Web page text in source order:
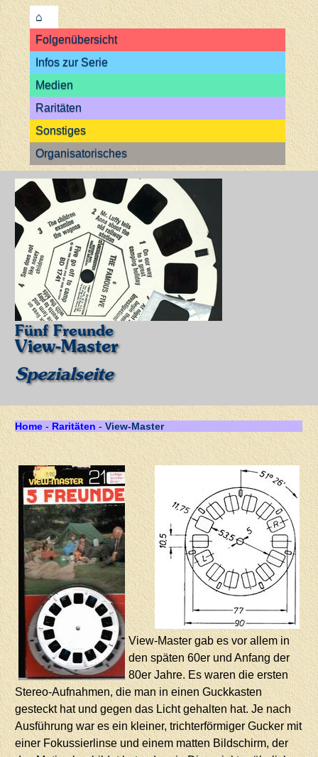
⌂
Folgenübersicht
Infos zur Serie
Medien
Raritäten
Sonstiges
Organisatorisches
Fünf Freunde
View-Master
Spezialseite
Home - Raritäten -View-Master
View-Master gab es vor allem in
den späten 60er und Anfang der
80er Jahre. Es waren die ersten
Stereo-Aufnahmen, die man in einen Guckkasten
gesteckt hat und gegen das Licht gehalten hat. Je nach
Ausführung war es ein kleiner, trichterförmiger Gucker mit
einer Fokussierlinse und einem matten Bildschirm, der